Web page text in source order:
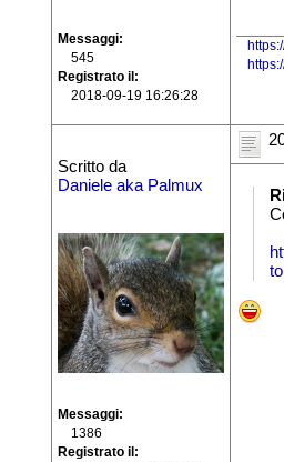
Messaggi
545
Registrato il
2018-09-19 16:26:28
Scritto da
Daniele aka Palmux
Messaggi
1386
Registrato il